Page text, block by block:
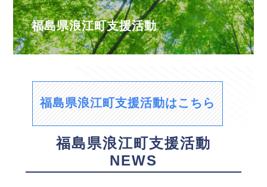
福島県浪江町支援活動
福島県浪江町支援活動はこちら
福島県浪江町支援活動
NEWS